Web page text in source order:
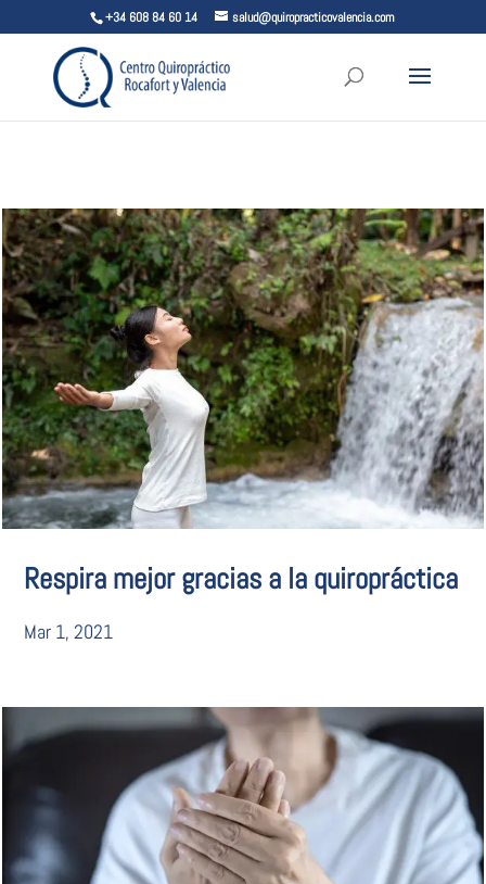
+34 608 84 60 14 salud@quiropracticovalencia.com
Respira mejor gracias a la quiropráctica
Mar 1, 2021